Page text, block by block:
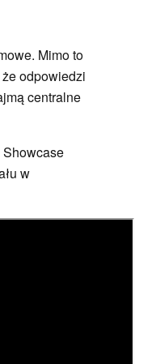
Mimo to
odpowiedzi
centralne
w